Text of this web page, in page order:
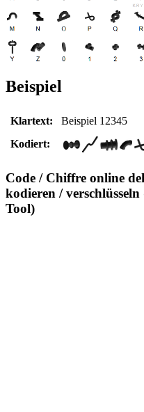
Beispiel
Klartext:
Beispiel 12345
Kodiert:
Code / Chiffre online
kodieren /
Tool)